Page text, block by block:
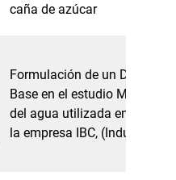
caña de azúcar
Formulación de un Diseño
Base en el estudio
del agua utilizada en el
la empresa IBC, (Industrias